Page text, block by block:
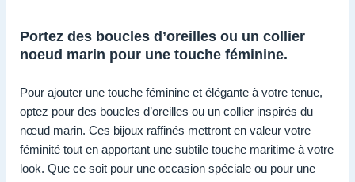
Portez des boucles d’oreilles ou un collier
noeud marin pour une touche féminine.
Pour ajouter une touche féminine et élégante à votre tenue,
optez pour des boucles d’oreilles ou un collier inspirés du
nœud marin. Ces bijoux raffinés mettront en valeur votre
féminité tout en apportant une subtile touche maritime à votre
look. Que ce soit pour une occasion spéciale ou pour une